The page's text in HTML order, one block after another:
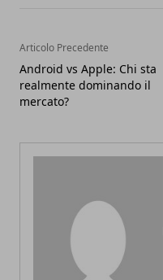
Articolo Precedente
Android vs Apple: Chi sta
realmente dominando il
mercato?